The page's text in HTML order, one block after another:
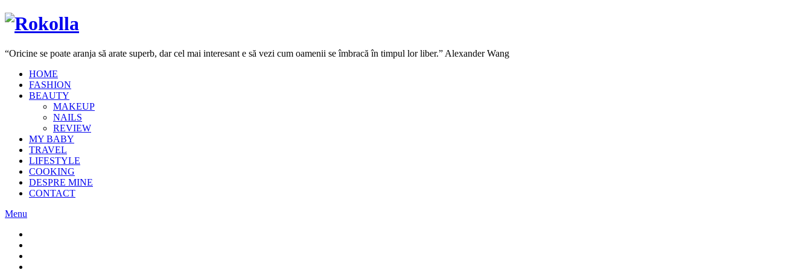
“Oricine se poate aranja să arate superb, dar cel mai interesant e să vezi cum oamenii se îmbracă în timpul lor liber.” Alexander Wang
HOME
FASHION
BEAUTY
MAKEUP
NAILS
REVIEW
MY BABY
TRAVEL
LIFESTYLE
COOKING
DESPRE MINE
CONTACT
Menu